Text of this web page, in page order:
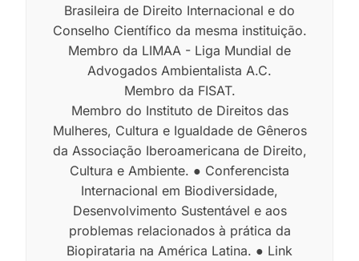
Brasileira de Direito Internacional e do
Conselho Científico da mesma instituição.
Membro da LIMAA - Liga Mundial de
Advogados Ambientalista A.C.
Membro da FISAT.
Membro do Instituto de Direitos das
Mulheres, Cultura e Igualdade de Gêneros
da Associação Iberoamericana de Direito,
Cultura e Ambiente. ● Conferencista
Internacional em Biodiversidade,
Desenvolvimento Sustentável e aos
problemas relacionados à prática da
Biopirataria na América Latina. ● Link